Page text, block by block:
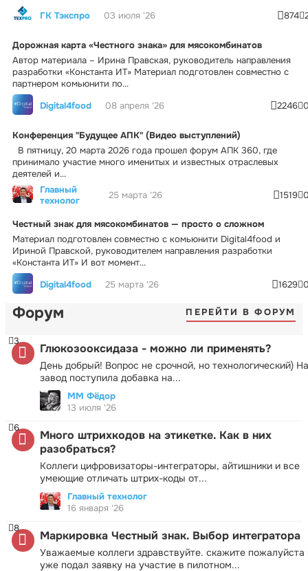
ГК Тэкспро
03 июля '26 874
Дорожная карта «Честного знака» для мясокомбинатов
Автор материала – Ирина Правская, руководитель направления
разработки «Константа ИТ» Материал подготовлен совместно с
партнером комьюнити по...
Digital4food
08 апреля '26 2246
Конференция "Будущее АПК" (Видео выступлений)
В пятницу, 20 марта 2026 года прошел форум АПК 360, где
принимало участие много именитых и известных отраслевых
деятелей и...
Главный
технолог
25 марта '26 1519
Честный знак для мясокомбинатов — просто о сложном
Материал подготовлен совместно с комьюнити Digital4food и
Ириной Правской, руководителем направления разработки
«Константа ИТ» И вот момент...
Digital4food
25 марта '26 1629
Форум ПЕРЕЙТИ В ФОРУМ
Глюкозооксидаза - можно ли применять?
День добрый! Вопрос не срочной, но технологический) На
завод поступила добавка на...
3
ММ Фёдор
13 июля '26
Много штрихкодов на этикетке. Как в них
разобраться?
Коллеги цифровизаторы-интеграторы, айтишники и все
умеющие отличать штрих-коды от...
6
Главный технолог
16 января '26
Маркировка Честный знак. Выбор интегратора
Уважаемые коллеги здравствуйте. скажите пожалуйста
уже подал заявку на участие в пилотном...
8